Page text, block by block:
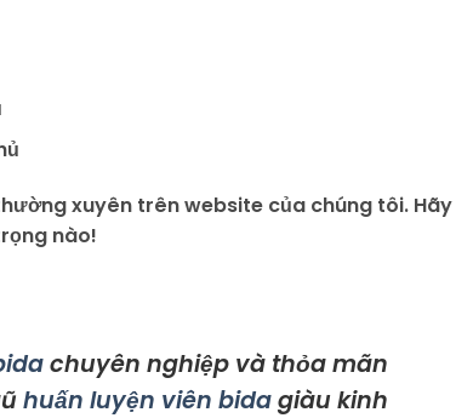
xuyên trên website của chúng tôi. Hãy
nào!
chuyên nghiệp và thỏa mãn
huấn luyện viên bidagiàu kinh